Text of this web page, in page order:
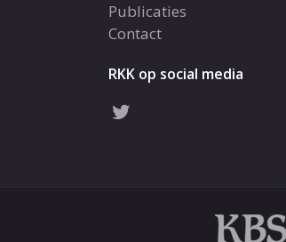
Publicaties
Contact
RKK op social media